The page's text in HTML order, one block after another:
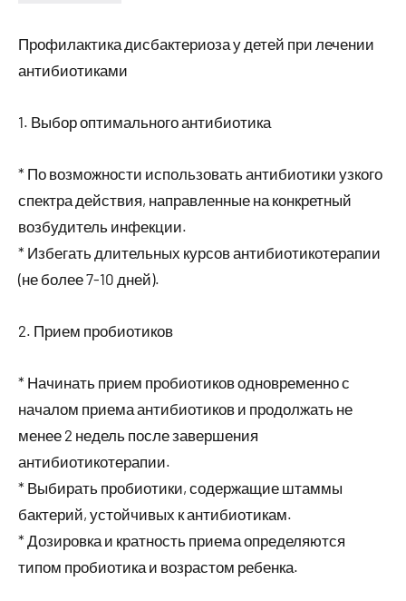
2024
Профилактика дисбактериоза у детей при лечении
антибиотиками
1. Выбор оптимального антибиотика
* По возможности использовать антибиотики узкого
спектра действия, направленные на конкретный
возбудитель инфекции.
* Избегать длительных курсов антибиотикотерапии
(не более 7-10 дней).
2. Прием пробиотиков
* Начинать прием пробиотиков одновременно с
началом приема антибиотиков и продолжать не
менее 2 недель после завершения
антибиотикотерапии.
* Выбирать пробиотики, содержащие штаммы
бактерий, устойчивых к антибиотикам.
* Дозировка и кратность приема определяются
типом пробиотика и возрастом ребенка.